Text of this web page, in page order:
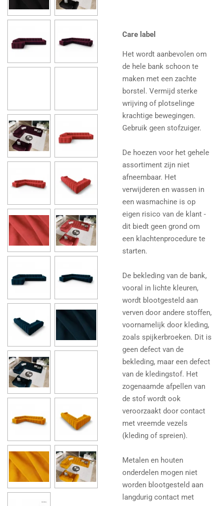
Care label
Het wordt aanbevolen om
de hele bank schoon te
maken met een zachte
borstel. Vermijd sterke
wrijving of plotselinge
krachtige bewegingen.
Gebruik geen stofzuiger.
De hoezen voor het gehele
assortiment zijn niet
afneembaar. Het
verwijderen en wassen in
een wasmachine is op
eigen risico van de klant -
dit biedt geen grond om
een ​​klachtenprocedure te
starten.
De bekleding van de bank,
vooral in lichte kleuren,
wordt blootgesteld aan
verven door andere stoffen,
voornamelijk door kleding,
zoals spijkerbroeken. Dit is
geen defect van de
bekleding, maar een defect
van de kledingstof. Het
zogenaamde afpellen van
de stof wordt ook
veroorzaakt door contact
met vreemde vezels
(kleding of spreien).
Metalen en houten
onderdelen mogen niet
worden blootgesteld aan
langdurig contact met